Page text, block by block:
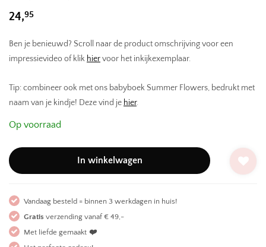
24,95
Ben je benieuwd? Scroll naar de product omschrijving voor een
impressievideo of klik hiervoor het inkijkexemplaar.
Tip: combineer ook met ons babyboek Summer Flowers, bedrukt met
naam van je kindje! Deze vind je hier.
Op voorraad
In winkelwagen
Vandaag besteld = binnen 3 werkdagen in huis!
Gratis verzending vanaf € 49,-
Met liefde gemaakt ❤️